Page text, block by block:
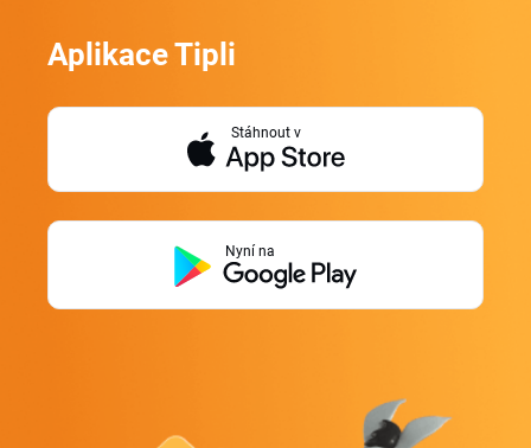
Aplikace Tipli
Stáhnout v
Nyní na